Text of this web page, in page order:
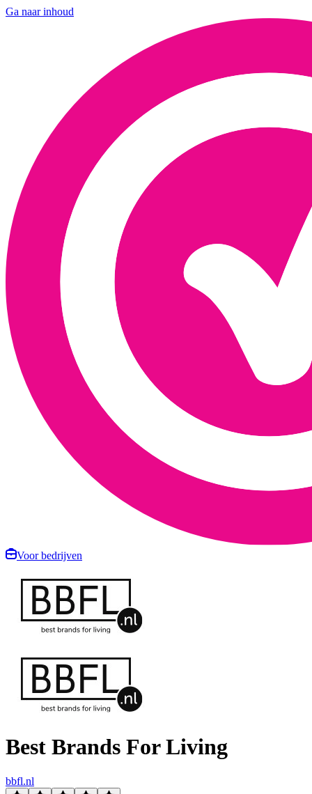
Ga naar inhoud
Voor bedrijven
Best Brands For Living
bbfl.nl